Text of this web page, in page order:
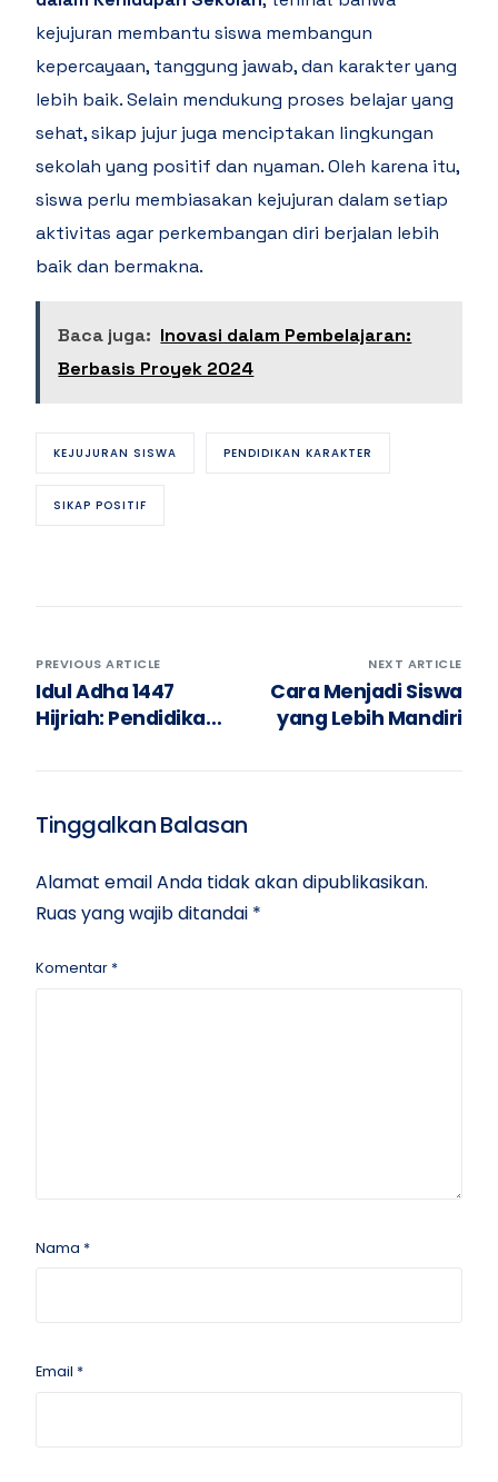
kejujuran membantu siswa membangun
kepercayaan, tanggung jawab, dan karakter yang
lebih baik. Selain mendukung proses belajar yang
sehat, sikap jujur juga menciptakan lingkungan
sekolah yang positif dan nyaman. Oleh karena itu,
siswa perlu membiasakan kejujuran dalam setiap
aktivitas agar perkembangan diri berjalan lebih
baik dan bermakna.
Baca juga: Inovasi dalam Pembelajaran:
Berbasis Proyek 2024
KEJUJURAN SISWA PENDIDIKAN KARAKTER
SIKAP POSITIF
PREVIOUS ARTICLE
Idul Adha 1447
Hijriah: Pendidikan
dan Kepedulian
NEXT ARTICLE
Cara Menjadi Siswa
yang Lebih Mandiri
Tinggalkan Balasan
Alamat email Anda tidak akan dipublikasikan.
Ruas yang wajib ditandai *
Komentar *
Nama *
Email *